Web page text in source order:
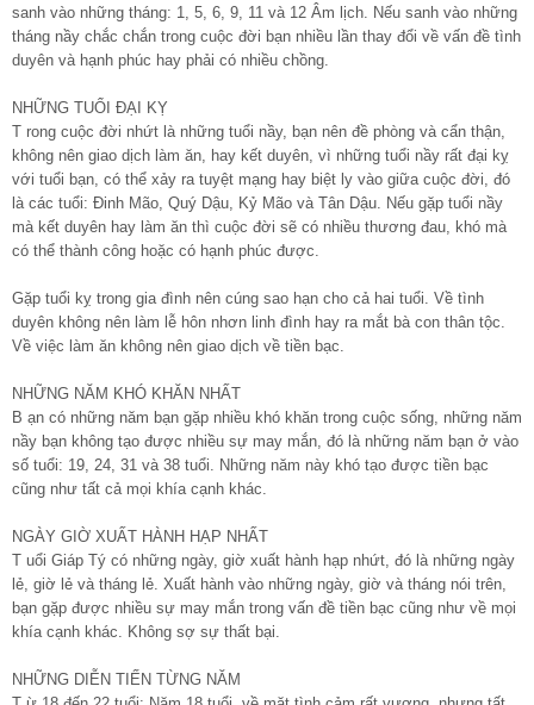
sanh vào những tháng: 1, 5, 6, 9, 11 và 12 Âm lịch. Nếu sanh vào những
tháng nầy chắc chắn trong cuộc đời bạn nhiều lần thay đổi về vấn đề tình
duyên và hạnh phúc hay phải có nhiều chồng.
NHỮNG TUỔI ĐẠI KỴ
T rong cuộc đời nhứt là những tuổi nầy, bạn nên đề phòng và cẩn thận,
không nên giao dịch làm ăn, hay kết duyên, vì những tuổi nầy rất đại kỵ
với tuổi bạn, có thể xảy ra tuyệt mạng hay biệt ly vào giữa cuộc đời, đó
là các tuổi: Đinh Mão, Quý Dậu, Kỷ Mão và Tân Dậu. Nếu gặp tuổi nầy
mà kết duyên hay làm ăn thì cuộc đời sẽ có nhiều thương đau, khó mà
có thể thành công hoặc có hạnh phúc được.
Gặp tuổi kỵ trong gia đình nên cúng sao hạn cho cả hai tuổi. Về tình
duyên không nên làm lễ hôn nhơn linh đình hay ra mắt bà con thân tộc.
Về việc làm ăn không nên giao dịch về tiền bạc.
NHỮNG NĂM KHÓ KHĂN NHẤT
B ạn có những năm bạn gặp nhiều khó khăn trong cuộc sống, những năm
nầy bạn không tạo được nhiều sự may mắn, đó là những năm bạn ở vào
số tuổi: 19, 24, 31 và 38 tuổi. Những năm này khó tạo được tiền bạc
cũng như tất cả mọi khía cạnh khác.
NGÀY GIỜ XUẤT HÀNH HẠP NHẤT
T uổi Giáp Tý có những ngày, giờ xuất hành hạp nhứt, đó là những ngày
lẻ, giờ lẻ và tháng lẻ. Xuất hành vào những ngày, giờ và tháng nói trên,
bạn gặp được nhiều sự may mắn trong vấn đề tiền bạc cũng như về mọi
khía cạnh khác. Không sợ sự thất bại.
NHỮNG DIỄN TIẾN TỪNG NĂM